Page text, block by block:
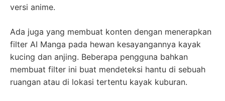
versi anime.
Ada juga yang membuat konten dengan menerapkan
filter AI Manga pada hewan kesayangannya kayak
kucing dan anjing. Beberapa pengguna bahkan
membuat filter ini buat mendeteksi hantu di sebuah
ruangan atau di lokasi tertentu kayak kuburan.